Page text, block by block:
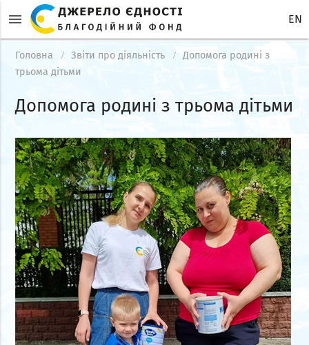
menu EN
Головна Звіти про діяльність
Допомога родині з
трьома дітьми
Допомога родині з трьома дітьми